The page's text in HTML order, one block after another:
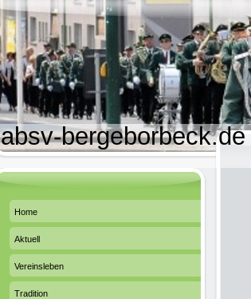
absv-bergeborbeck.de
Home
Aktuell
Vereinsleben
Tradition